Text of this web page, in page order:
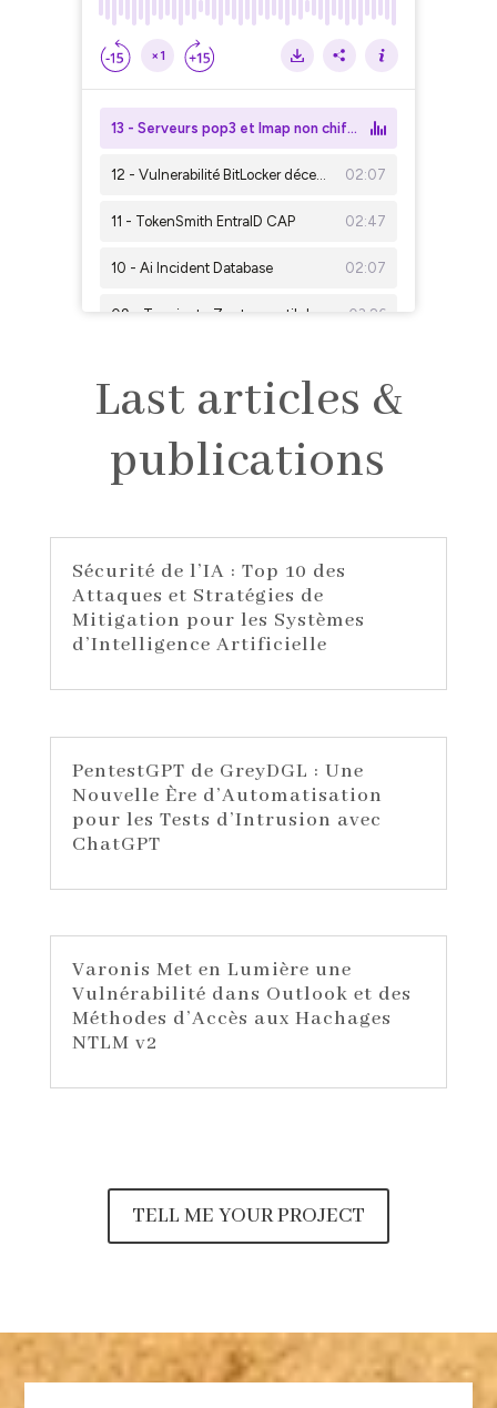
Last articles &
publications
Sécurité de l’IA : Top 10 des
Attaques et Stratégies de
Mitigation pour les Systèmes
d’Intelligence Artificielle
PentestGPT de GreyDGL : Une
Nouvelle Ère d’Automatisation
pour les Tests d’Intrusion avec
ChatGPT
Varonis Met en Lumière une
Vulnérabilité dans Outlook et des
Méthodes d’Accès aux Hachages
NTLM v2
TELL ME YOUR PROJECT